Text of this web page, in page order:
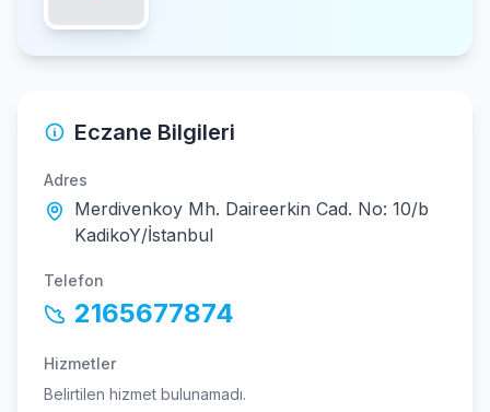
Eczane Bilgileri
Adres
Merdivenkoy Mh. Daireerkin Cad. No: 10/b
KadikoY/İstanbul
Telefon
2165677874
Hizmetler
Belirtilen hizmet bulunamadı.